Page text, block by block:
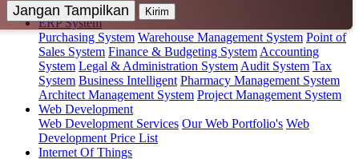
Jangan Tampilkan Kirim
Home(current)
ERP System
Purchasing System Warehouse Management System Point of
Sales System Finance & Budgeting System Accounting
System Legal & Administration System Audit System Tax
System Business Intelligent Pharmacy Management System
Architect Management System Project Management System
Web Development
Web Development Services Our Web Portfolio's Web
Development Price List
Internet Of Things